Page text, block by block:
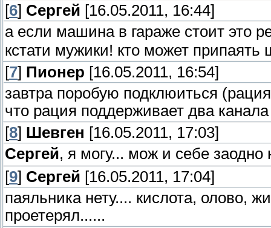
[6] Сергей [16.05.2011, 16:44]
а если машина в гараже стоит это
кстати мужики! кто может припаять
[7] Пионер [16.05.2011, 16:54]
завтра поробую подклюиться
что рация поддерживает два
[8] Шевген [16.05.2011, 17:03]
Сергей, я могу... мож и себе
[9] Сергей [16.05.2011, 17:04]
паяльника нету.... кислота, олово,
проетерял......